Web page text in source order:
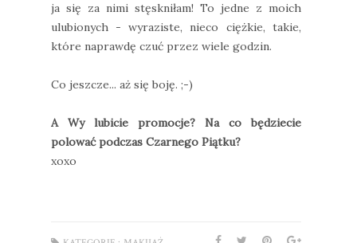
ja się za nimi stęskniłam! To jedne z moich
ulubionych - wyraziste, nieco ciężkie, takie,
które naprawdę czuć przez wiele godzin.
Co jeszcze... aż się boję. ;-)
A Wy lubicie promocje? Na co będziecie
polować podczas Czarnego Piątku?
xoxo